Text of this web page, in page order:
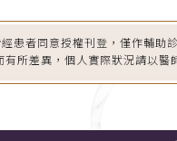
患者同意授權刊登，僅作輔助
所差異，個人實際狀況請以醫